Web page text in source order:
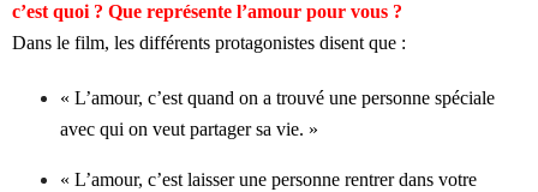
c’est quoi ? Que représente l’amour pour vous ?
Dans le film, les différents protagonistes disent que :
« L’amour, c’est quand on a trouvé une personne spéciale
avec qui on veut partager sa vie. »
« L’amour, c’est laisser une personne rentrer dans votre